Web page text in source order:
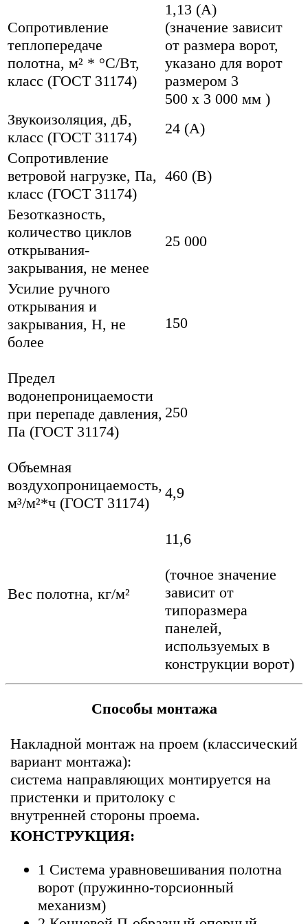
Сопротивление
теплопередаче
полотна, м² * °С/Вт,
класс (ГОСТ 31174)
1,13 (А)
(значение зависит
от размера ворот,
указано для ворот
размером 3
500 х 3 000 мм )
Звукоизоляция, дБ,
класс (ГОСТ 31174)
24 (А)
Сопротивление
ветровой нагрузке, Па,
класс (ГОСТ 31174)
460 (В)
Безотказность,
количество циклов
открывания-
закрывания, не менее
25 000
Усилие ручного
открывания и
закрывания, Н, не
более
150
Предел
водонепроницаемости
при перепаде давления,
Па (ГОСТ 31174)
250
Объемная
воздухопроницаемость,
м³/м²*ч (ГОСТ 31174)
4,9
Вес полотна, кг/м²
11,6
(точное значение
зависит от
типоразмера
панелей,
используемых в
конструкции ворот)
Способы монтажа
Накладной монтаж на проем (классический
вариант монтажа):
система направляющих монтируется на
пристенки и притолоку с
внутренней стороны проема.
КОНСТРУКЦИЯ:
1 Система уравновешивания полотна
ворот (пружинно-торсионный
механизм)